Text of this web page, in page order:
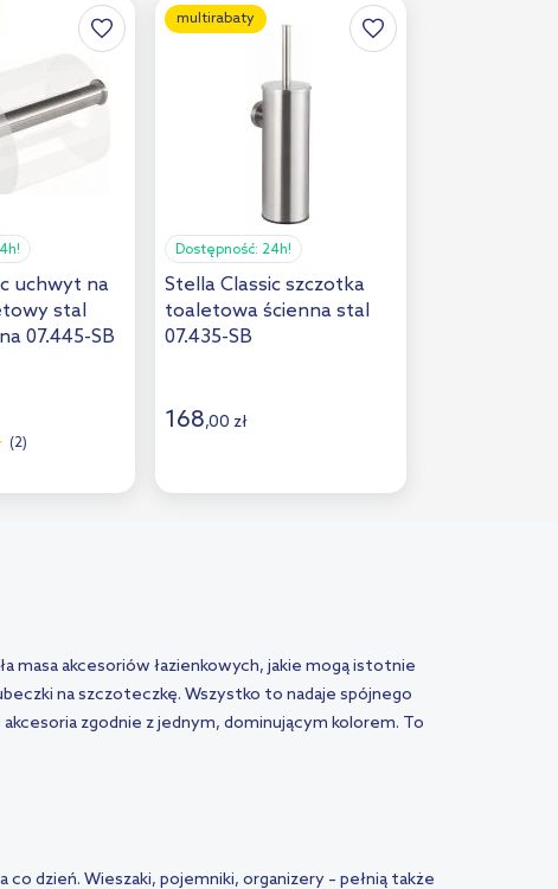
uchwyt na
stal
07.445-SB
(2)
multirabaty
Dostępność: 24h!
Stella Classic szczotka
toaletowa ścienna stal
07.435-SB
168,00 zł
masa akcesoriów łazienkowych, jakie mogą istotnie
na szczoteczkę. Wszystko to nadaje spójnego
zgodnie z jednym, dominującym kolorem. To
dzień. Wieszaki, pojemniki, organizery – pełnią także